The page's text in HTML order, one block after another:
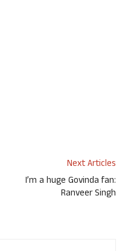
Next Articles
I’m a huge Govinda fan:
Ranveer Singh